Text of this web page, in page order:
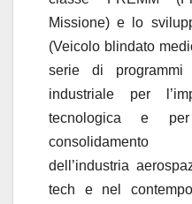
Missione) e lo
(Veicolo blindato
serie di programmi
industriale per
tecnologica e
consolidamento
dell’industria
tech e nel